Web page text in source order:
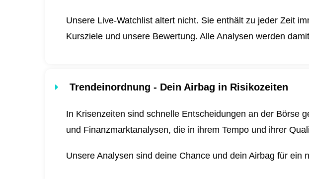
Unsere Live-Watchlist altert nicht. Sie enthält zu jeder Zeit
Kursziele und unsere Bewertung. Alle Analysen werden
Trendeinordnung - Dein Airbag in Risikozeiten
In Krisenzeiten sind schnelle Entscheidungen an der Börse
und Finanzmarktanalysen, die in ihrem Tempo und ihrer
Unsere Analysen sind deine Chance und dein Airbag für ein